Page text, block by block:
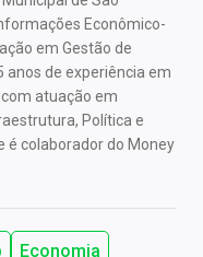
Econômico-
em Gestão de
anos de experiência em
atuação em
Política e
é colaborador do Money
Economia